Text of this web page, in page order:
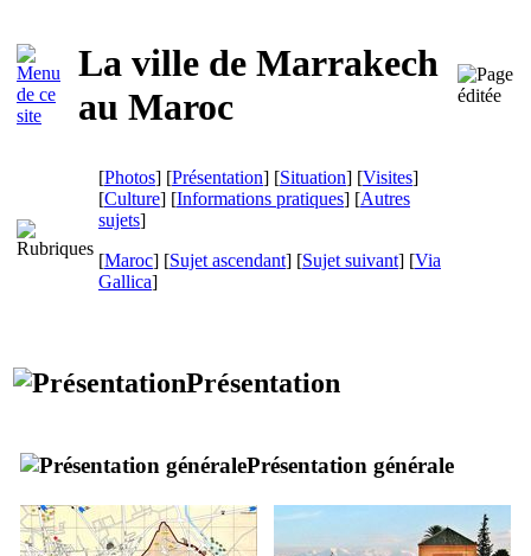
La ville de Marrakech
au Maroc
[Photos] [Présentation] [Situation] [Visites]
[Culture] [Informations pratiques] [Autres
sujets]
[Maroc] [Sujet ascendant] [Sujet suivant] [Via
Gallica]
Présentation
Présentation générale